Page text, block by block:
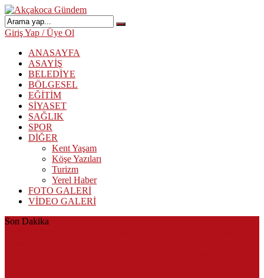
Giriş Yap / Üye Ol
ANASAYFA
ASAYİŞ
BELEDİYE
BÖLGESEL
EĞİTİM
SİYASET
SAĞLIK
SPOR
DİĞER
Kent Yaşam
Köşe Yazıları
Turizm
Yerel Haber
FOTO GALERİ
VİDEO GALERİ
Son Dakika